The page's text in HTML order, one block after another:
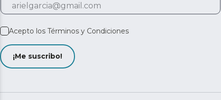
Acepto los Términos y Condiciones
¡Me suscribo!